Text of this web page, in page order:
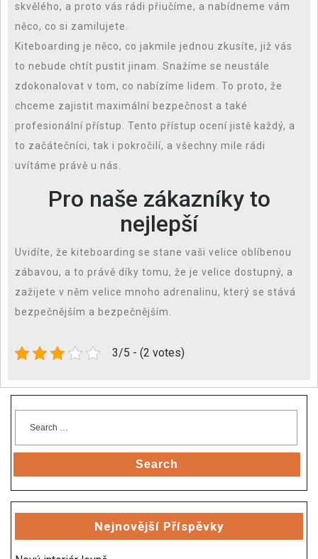
skvělého, a proto vás rádi přiučíme, a nabídneme vám
něco, co si zamilujete.
Kiteboarding je něco, co jakmile jednou zkusíte, již vás
to nebude chtít pustit jinam. Snažíme se neustále
zdokonalovat v tom, co nabízíme lidem. To proto, že
chceme zajistit maximální bezpečnost a také
profesionální přístup. Tento přístup ocení jistě každý, a
to začátečníci, tak i pokročilí, a všechny mile rádi
uvítáme právě u nás.
Pro naše zákazníky to
nejlepší
Uvidíte, že kiteboarding se stane vaši velice oblíbenou
zábavou, a to právě díky tomu, že je velice dostupný, a
zažijete v něm velice mnoho adrenalinu, který se stává
bezpečnějším a bezpečnějším.
3/5 - (2 votes)
Search
Nejnovější Příspěvky